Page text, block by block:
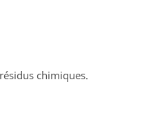
chimiques.